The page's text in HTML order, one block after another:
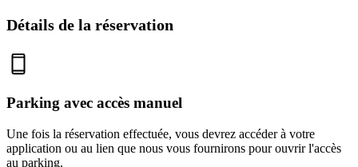
Détails de la réservation
Parking avec accès manuel
Une fois la réservation effectuée, vous devrez accéder à votre
application ou au lien que nous vous fournirons pour ouvrir l'accès
au parking.